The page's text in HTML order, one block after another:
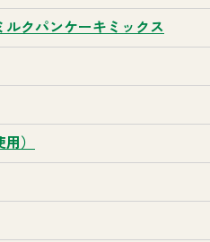
ルクパンケーキミックス
）